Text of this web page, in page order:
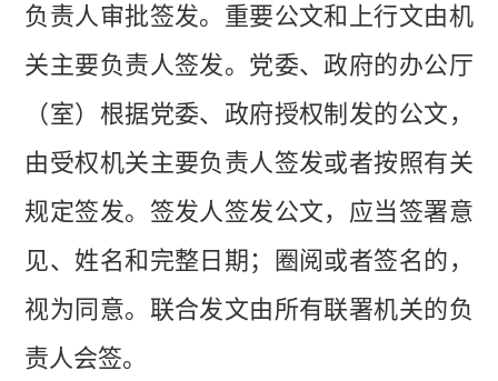
负责人审批签发。重要公文和上行文由机
关主要负责人签发。党委、政府的办公厅
（室）根据党委、政府授权制发的公文，
由受权机关主要负责人签发或者按照有关
规定签发。签发人签发公文，应当签署意
见、姓名和完整日期；圈阅或者签名的，
视为同意。联合发文由所有联署机关的负
责人会签。